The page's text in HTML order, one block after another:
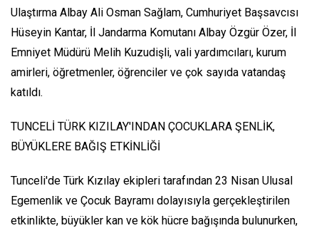
Ulaştırma Albay Ali Osman Sağlam, Cumhuriyet Başsavcısı
Hüseyin Kantar, İl Jandarma Komutanı Albay Özgür Özer, İl
Emniyet Müdürü Melih Kuzudişli, vali yardımcıları, kurum
amirleri, öğretmenler, öğrenciler ve çok sayıda vatandaş
katıldı.
TUNCELİ TÜRK KIZILAY'INDAN ÇOCUKLARA ŞENLİK,
BÜYÜKLERE BAĞIŞ ETKİNLİĞİ
Tunceli'de Türk Kızılay ekipleri tarafından 23 Nisan Ulusal
Egemenlik ve Çocuk Bayramı dolayısıyla gerçekleştirilen
etkinlikte, büyükler kan ve kök hücre bağışında bulunurken,